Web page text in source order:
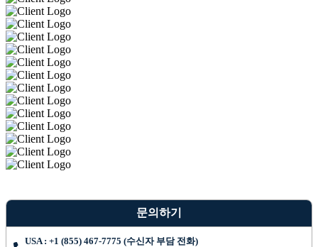
문의하기
USA : +1 (855) 467-7775 (수신자 부담 전화)